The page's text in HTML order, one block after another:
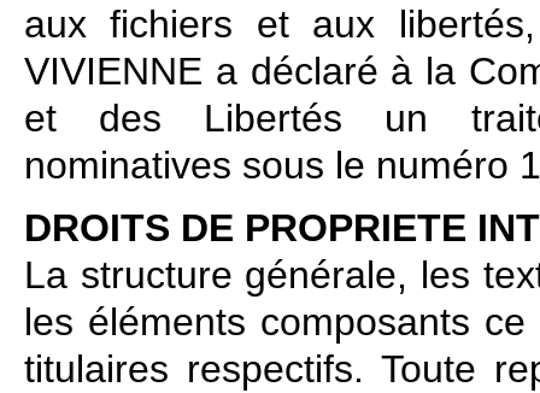
aux fichiers et aux
VIVIENNE a déclaré à la
et des Libertés un
nominatives sous le numéro
DROITS DE PROPRIETE
La structure générale, les
les éléments composants
titulaires respectifs. Toute